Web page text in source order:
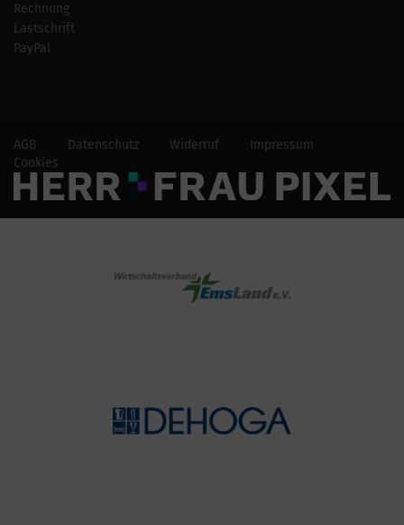
Rechnung
Lastschrift
PayPal
AGB Datenschutz Widerruf
Impressum
Cookies